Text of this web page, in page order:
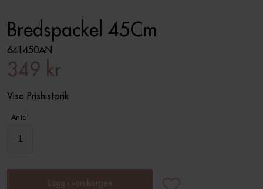
Bredspackel 45Cm
641450AN
349 kr
Visa Prishistorik
Antal
Lägg i varukorgen